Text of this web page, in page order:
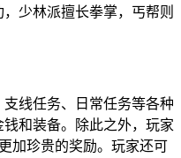
少林派擅长拳掌，丐帮则
线任务、日常任务等各种
和装备。除此之外，玩家
加珍贵的奖励。玩家还可